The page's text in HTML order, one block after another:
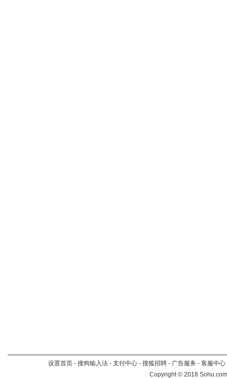
设置首页 - 搜狗输入法 - 支付中心 - 搜狐招聘 - 广告服务 - 客服中心
Copyright©2018